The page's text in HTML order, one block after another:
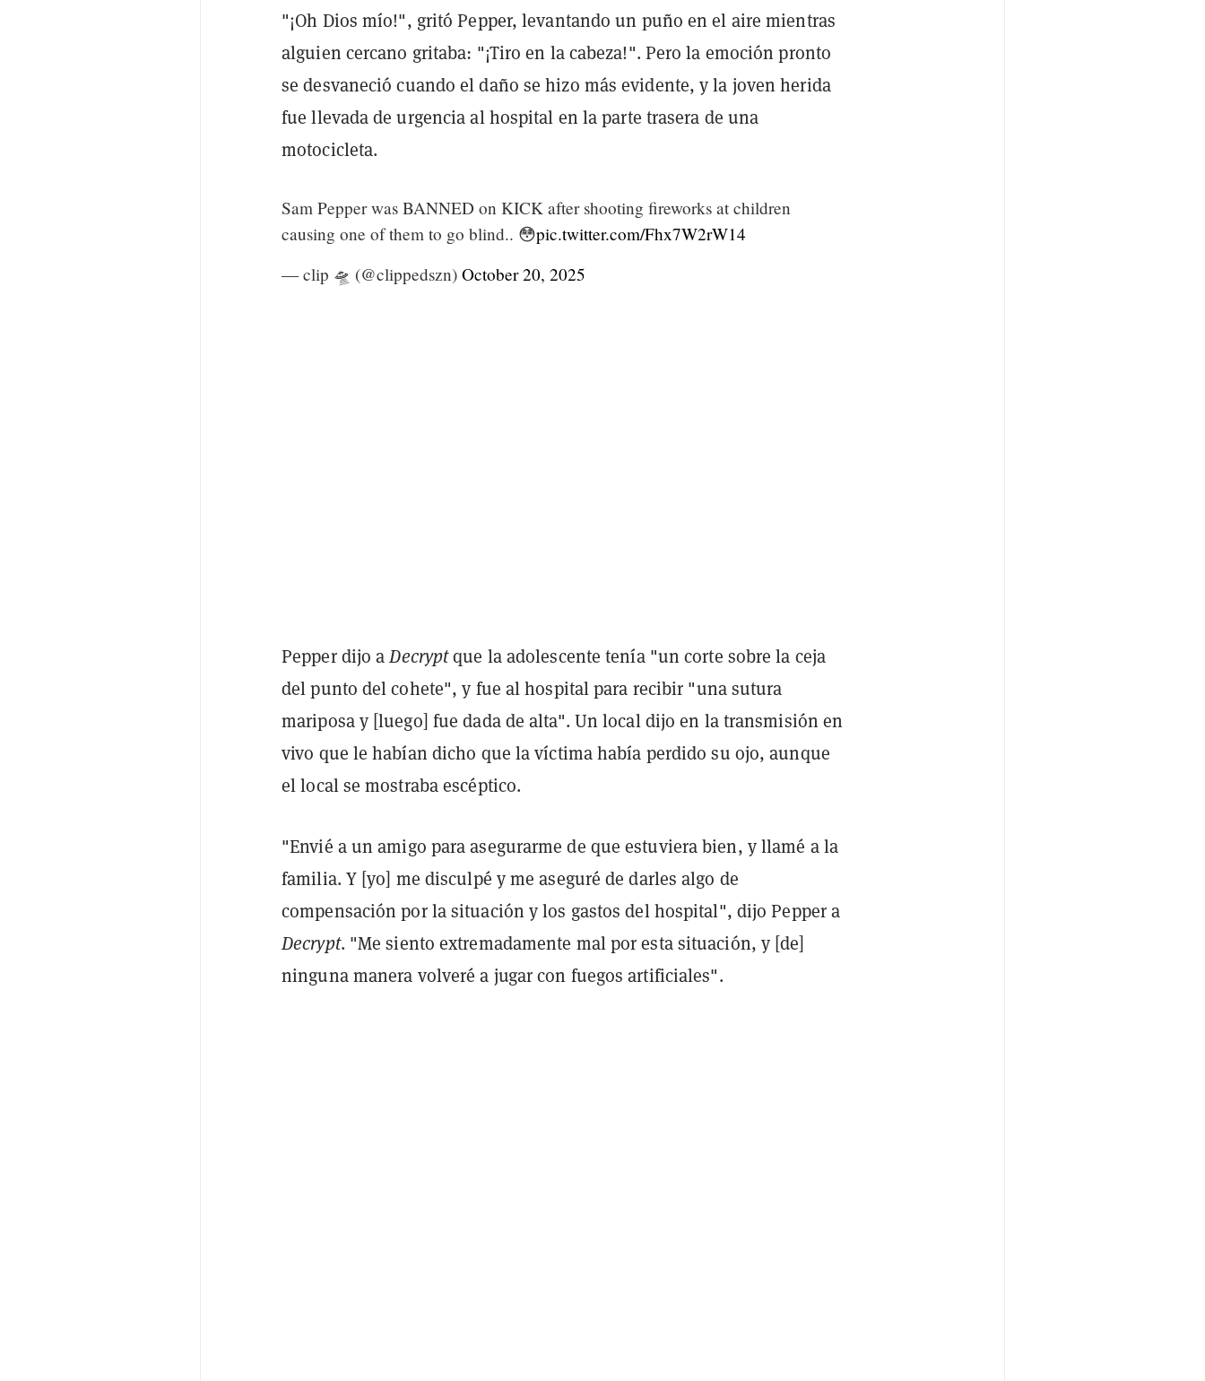
"¡Oh Dios mío!", gritó Pepper, levantando un puño en el aire mientras
alguien cercano gritaba: "¡Tiro en la cabeza!". Pero la emoción pronto
se desvaneció cuando el daño se hizo más evidente, y la joven herida
fue llevada de urgencia al hospital en la parte trasera de una
motocicleta.
Sam Pepper was BANNED on KICK after shooting fireworks at children
causing one of them to go blind.. 😳pic.twitter.com/Fhx7W2rW14
— clip 🛸 (@clippedszn) October 20, 2025
Pepper dijo aDecryptque la adolescente tenía "un corte sobre la ceja
del punto del cohete", y fue al hospital para recibir "una sutura
mariposa y [luego] fue dada de alta". Un local dijo en la transmisión en
vivo que le habían dicho que la víctima había perdido su ojo, aunque
el local se mostraba escéptico.
"Envié a un amigo para asegurarme de que estuviera bien, y llamé a la
familia. Y [yo] me disculpé y me aseguré de darles algo de
compensación por la situación y los gastos del hospital", dijo Pepper a
Decrypt. "Me siento extremadamente mal por esta situación, y [de]
ninguna manera volveré a jugar con fuegos artificiales".